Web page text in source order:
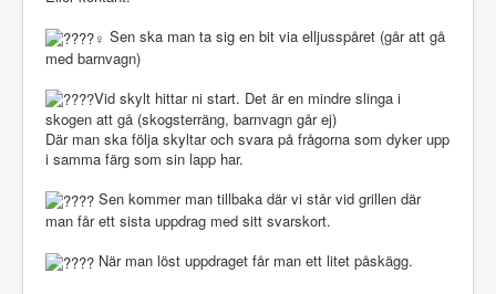
Sen ska man ta sig en bit via elljusspåret (går att gå
med barnvagn)
Vid skylt hittar ni start. Det är en mindre slinga i
skogen att gå (skogsterräng, barnvagn går ej)
Där man ska följa skyltar och svara på frågorna som dyker upp
i samma färg som sin lapp har.
Sen kommer man tillbaka där vi står vid grillen där
man får ett sista uppdrag med sitt svarskort.
När man löst uppdraget får man ett litet påskägg.